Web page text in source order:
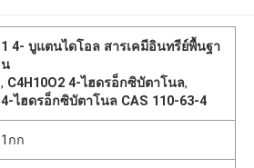
1 4- บูแตนไดโอล สารเคมีอินทรีย์พื้นฐา
น
, C4H10O2 4-ไฮดรอ็กซิบัตาโนล,
4-ไฮดรอ็กซิบัตาโนล CAS 110-63-4
1กก